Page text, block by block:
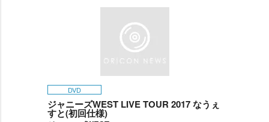
DVD
ジャニーズWEST LIVE TOUR 2017 なうぇ
すと(初回仕様)